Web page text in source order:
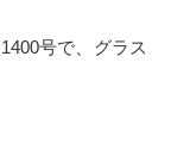
号で、グラス